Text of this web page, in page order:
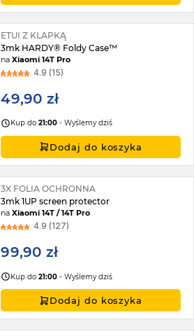
ETUI Z KLAPKĄ
3mk HARDY® Foldy Case™
naXiaomi 14T Pro
4.9 (15)
49,90 zł
Kup do21:00 - Wyślemy dziś
Dodaj do koszyka
3X FOLIA OCHRONNA
3mk 1UP screen protector
naXiaomi 14T / 14T Pro
4.9 (127)
99,90 zł
Kup do21:00 - Wyślemy dziś
Dodaj do koszyka